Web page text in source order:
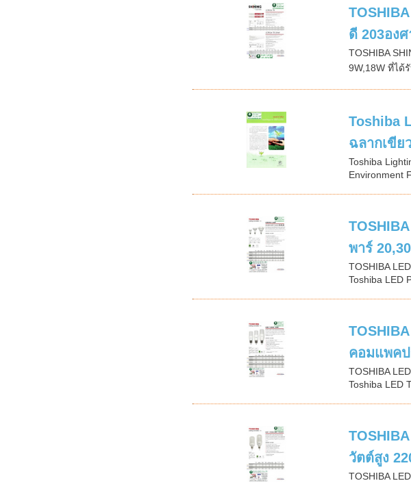
ดี 203องศ
TOSHIBA
9W,18W ที่ได้
Toshiba
ฉลากเขีย
Toshiba
Environment
พาร์
TOSHIBA
Toshiba LED
คอมแพคป
TOSHIBA
Toshiba LED
วัตต์สูง
TOSHIBA